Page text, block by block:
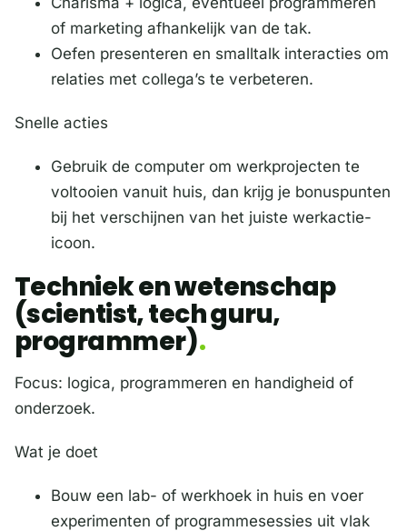
of marketing afhankelijk van de tak.
Oefen presenteren en smalltalk interacties om
relaties met collega’s te verbeteren.
Snelle acties
Gebruik de computer om werkprojecten te
voltooien vanuit huis, dan krijg je bonuspunten
bij het verschijnen van het juiste werkactie-
icoon.
Techniek en wetenschap
(scientist, tech guru,
programmer)
Focus: logica, programmeren en handigheid of
onderzoek.
Wat je doet
Bouw een lab- of werkhoek in huis en voer
experimenten of programmesessies uit vlak